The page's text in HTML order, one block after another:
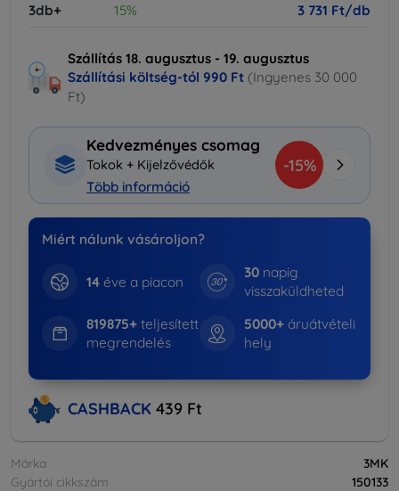
3db+ 15% 3 731 Ft/db
Szállítás 18. augusztus - 19. augusztus
Szállítási költség-tól 990 Ft (Ingyenes 30 000
Ft)
Kedvezményes csomag
Tokok + Kijelzővédők
Több információ
-15%
Miért nálunk vásároljon?
14éve a piacon
30 napig
visszaküldheted
819875+teljesített
megrendelés
5000+ áruátvételi
hely
CASHBACK 439 Ft
Márka
3MK
Gyártói cikkszám
150133